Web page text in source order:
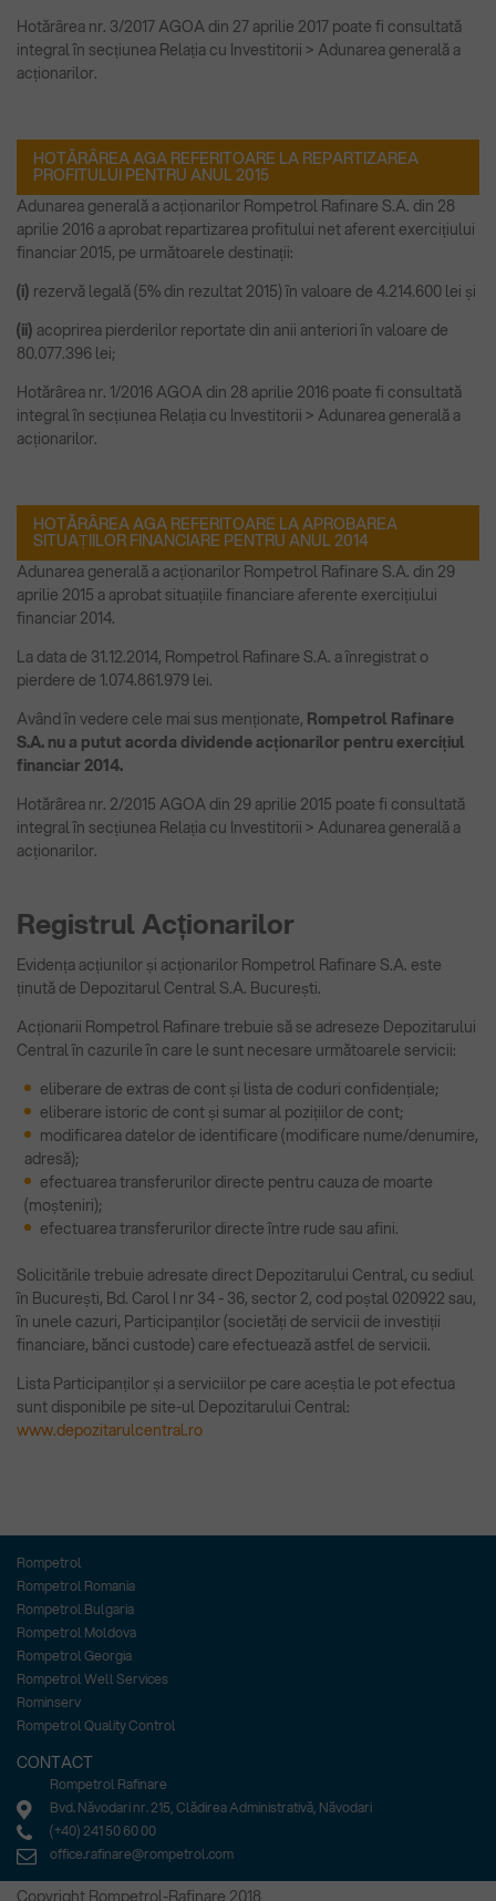
Hotărârea nr. 3/2017 AGOA din 27 aprilie 2017 poate fi consultată
integral în secțiunea Relația cu Investitorii > Adunarea generală a
acționarilor.
HOTĂRÂREA AGA REFERITOARE LA REPARTIZAREA
PROFITULUI PENTRU ANUL 2015
Adunarea generală a acționarilor Rompetrol Rafinare S.A. din 28
aprilie 2016 a aprobat repartizarea profitului net aferent exercițiului
financiar 2015, pe următoarele destinații:
(i) rezervă legală (5% din rezultat 2015) în valoare de 4.214.600 lei și
(ii) acoprirea pierderilor reportate din anii anteriori în valoare de
80.077.396 lei;
Hotărârea nr. 1/2016 AGOA din 28 aprilie 2016 poate fi consultată
integral în secțiunea Relația cu Investitorii > Adunarea generală a
acționarilor.
HOTĂRÂREA AGA REFERITOARE LA APROBAREA
SITUAȚIILOR FINANCIARE PENTRU ANUL 2014
Adunarea generală a acționarilor Rompetrol Rafinare S.A. din 29
aprilie 2015 a aprobat situațiile financiare aferente exercițiului
financiar 2014.
La data de 31.12.2014, Rompetrol Rafinare S.A. a înregistrat o
pierdere de 1.074.861.979 lei.
Având în vedere cele mai sus menționate, Rompetrol Rafinare
S.A. nu a putut acorda dividende acționarilor pentru exercițiul
financiar 2014.
Hotărârea nr. 2/2015 AGOA din 29 aprilie 2015 poate fi consultată
integral în secțiunea Relația cu Investitorii > Adunarea generală a
acționarilor.
Registrul Acționarilor
Evidența acțiunilor și acționarilor Rompetrol Rafinare S.A. este
ținută de Depozitarul Central S.A. București.
Acționarii Rompetrol Rafinare trebuie să se adreseze Depozitarului
Central în cazurile în care le sunt necesare următoarele servicii:
eliberare de extras de cont și lista de coduri confidențiale;
eliberare istoric de cont și sumar al pozițiilor de cont;
modificarea datelor de identificare (modificare nume/denumire,
adresă);
efectuarea transferurilor directe pentru cauza de moarte
(moșteniri);
efectuarea transferurilor directe între rude sau afini.
Solicitările trebuie adresate direct Depozitarului Central, cu sediul
în București, Bd. Carol I nr 34 - 36, sector 2, cod poștal 020922 sau,
în unele cazuri, Participanților (societăți de servicii de investiții
financiare, bănci custode) care efectuează astfel de servicii.
Lista Participanților și a serviciilor pe care aceștia le pot efectua
sunt disponibile pe site-ul Depozitarului Central:
www.depozitarulcentral.ro
Rompetrol
Rompetrol Romania
Rompetrol Bulgaria
Rompetrol Moldova
Rompetrol Georgia
Rompetrol Well Services
Rominserv
Rompetrol Quality Control
CONTACT
Rompetrol Rafinare
Bvd. Năvodari nr. 215, Clădirea Administrativă, Năvodari
(+40) 241 50 60 00
office.rafinare@rompetrol.com
Copyright Rompetrol-Rafinare 2018